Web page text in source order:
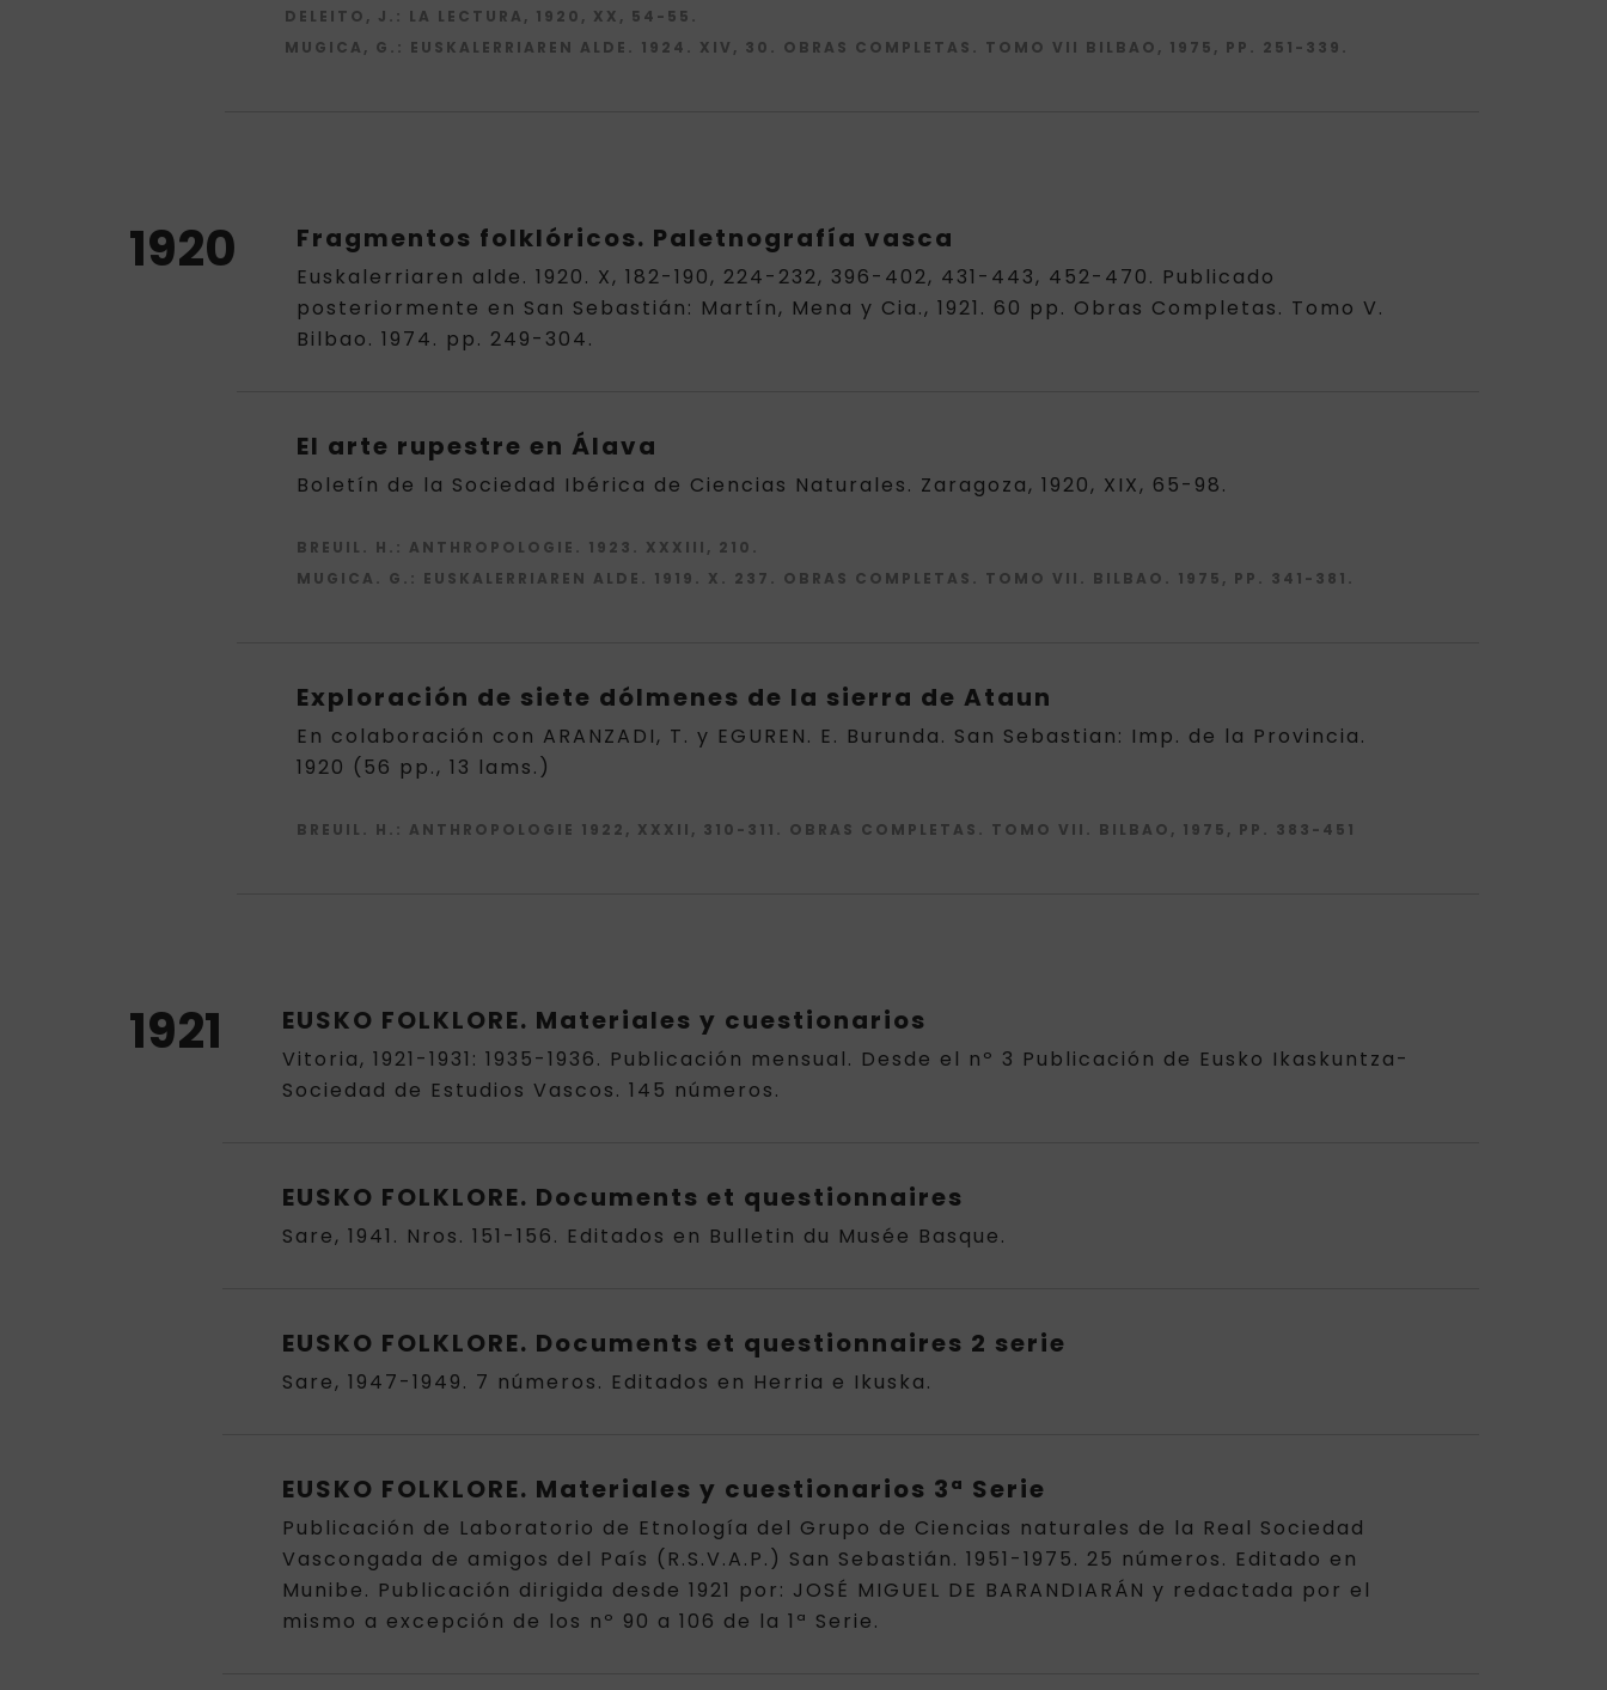
DELEITO, J. : LA LECTURA, 1920, XX, 54-55.
MUGICA, G. : EUSKALERRIAREN ALDE. 1924. XIV, 30. OBRAS COMPLETAS. TOMO VII BILBAO, 1975, PP. 251-339.
1920 Fragmentos folklóricos. Paletnografía vasca
Euskalerriaren alde. 1920. X, 182-190, 224-232, 396-402, 431-443, 452-470. Publicado
posteriormente en San Sebastián: Martín, Mena y Cia., 1921. 60 pp. Obras Completas. Tomo V.
Bilbao. 1974. pp. 249-304.
El arte rupestre en Álava
Boletín de la Sociedad Ibérica de Ciencias Naturales. Zaragoza, 1920, XIX, 65-98.
BREUIL. H. : ANTHROPOLOGIE. 1923. XXXIII, 210.
MUGICA. G. : EUSKALERRIAREN ALDE. 1919. X. 237. OBRAS COMPLETAS. TOMO VII. BILBAO. 1975, PP. 341-381.
Exploración de siete dólmenes de la sierra de Ataun
En colaboración con ARANZADI, T. y EGUREN. E. Burunda. San Sebastian: Imp. de la Provincia.
1920 (56 pp., 13 lams.)
BREUIL. H. : ANTHROPOLOGIE 1922, XXXII, 310-311. OBRAS COMPLETAS. TOMO VII. BILBAO, 1975, PP. 383-451
1921 EUSKO FOLKLORE. Materiales y cuestionarios
Vitoria, 1921-1931: 1935-1936. Publicación mensual. Desde el nº 3 Publicación de Eusko Ikaskuntza-
Sociedad de Estudios Vascos. 145 números.
EUSKO FOLKLORE. Documents et questionnaires
Sare, 1941. Nros. 151-156. Editados en Bulletin du Musée Basque.
EUSKO FOLKLORE. Documents et questionnaires 2 serie
Sare, 1947-1949. 7 números. Editados en Herria e Ikuska.
EUSKO FOLKLORE. Materiales y cuestionarios 3ª Serie
Publicación de Laboratorio de Etnología del Grupo de Ciencias naturales de la Real Sociedad
Vascongada de amigos del País (R.S.V.A.P.) San Sebastián. 1951-1975. 25 números. Editado en
Munibe. Publicación dirigida desde 1921 por: JOSÉ MIGUEL DE BARANDIARÁN y redactada por el
mismo a excepción de los nº 90 a 106 de la 1ª Serie.